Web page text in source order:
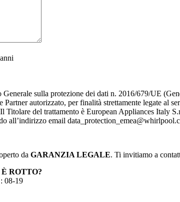
Generale sulla protezione dei dati n. 2016/679/UE
autorizzato, per finalità strettamente legate
Titolare del trattamento è European Appliances Italy
all’indirizzo email
da GARANZIA LEGALE. Ti invitiamo a
ROTTO?
08-19